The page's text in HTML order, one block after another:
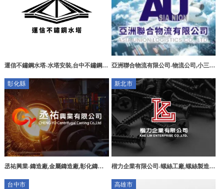
運信不鏽鋼水塔-水塔安裝,台中不鏽鋼水
鏽鋼水塔廠商
亞洲聯合物流有限公司-物流公司,小三通
彰化縣
丞祐興業-鑄造廠,金屬鑄造廠,彰化鑄造
新北市
楷力企業有限公司-螺絲工廠,螺絲製造,
台中市
高雄市